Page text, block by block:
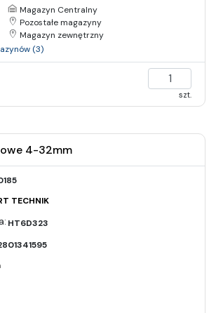
Magazyn Centralny
Pozostałe magazyny
Magazyn zewnętrzny
(3)
szt.
4-32mm
TECHNIK
HT6D323